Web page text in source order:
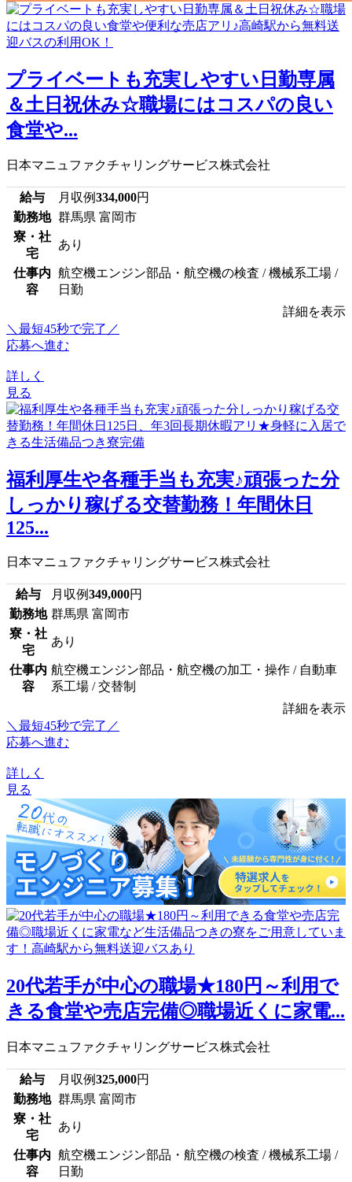
プライベートも充実しやすい日勤専属
＆土日祝休み☆職場にはコスパの良い
食堂や...
日本マニュファクチャリングサービス株式会社
給与 月収例334,000円
勤務地 群馬県 富岡市
寮・社
宅
あり
仕事内
容
航空機エンジン部品・航空機の検査 / 機械系工場 /
日勤
詳細を表示
＼最短45秒で完了／
応募へ進む
詳しく
見る
福利厚生や各種手当も充実♪頑張った分
しっかり稼げる交替勤務！年間休日
125...
日本マニュファクチャリングサービス株式会社
給与 月収例349,000円
勤務地 群馬県 富岡市
寮・社
宅
あり
仕事内
容
航空機エンジン部品・航空機の加工・操作 / 自動車
系工場 / 交替制
詳細を表示
＼最短45秒で完了／
応募へ進む
詳しく
見る
20代若手が中心の職場★180円～利用で
きる食堂や売店完備◎職場近くに家電...
日本マニュファクチャリングサービス株式会社
給与 月収例325,000円
勤務地 群馬県 富岡市
寮・社
宅
あり
仕事内
容
航空機エンジン部品・航空機の検査 / 機械系工場 /
日勤